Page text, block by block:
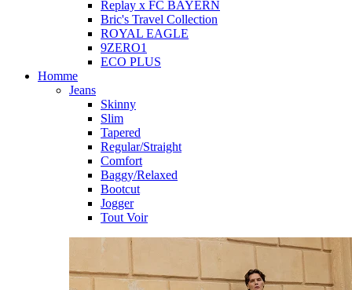
Replay x FC BAYERN
Bric's Travel Collection
ROYAL EAGLE
9ZERO1
ECO PLUS
Homme
Jeans
Skinny
Slim
Tapered
Regular/Straight
Comfort
Baggy/Relaxed
Bootcut
Jogger
Tout Voir